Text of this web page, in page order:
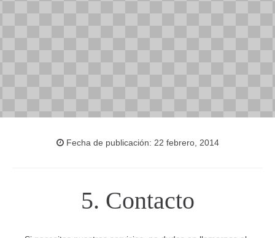
Fecha de publicación: 22 febrero, 2014
5. Contacto